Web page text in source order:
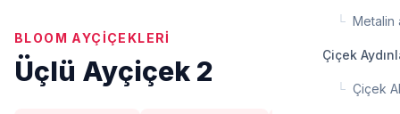
└ Metalin
Çiçek
└ Çiçek
BLOOM AYÇIÇEKLERI
Üçlü Ayçiçek 2